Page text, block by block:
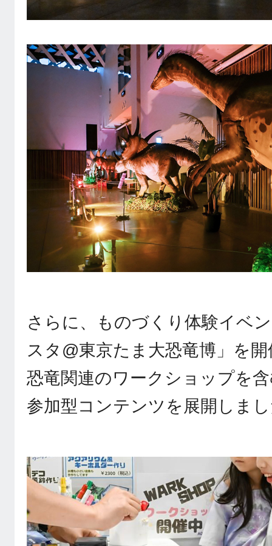
さらに、ものづくり体験イベ
スタ@東京たま大恐竜博」を
恐竜関連のワークショップを
参加型コンテンツを展開しま